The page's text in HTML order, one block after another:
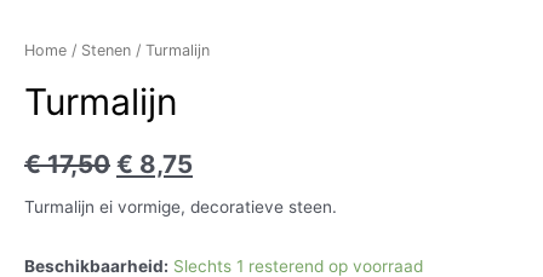
Home / Stenen / Turmalijn
Turmalijn
€17,50 € 8,75
Turmalijn ei vormige, decoratieve steen.
Beschikbaarheid: Slechts 1 resterend op voorraad